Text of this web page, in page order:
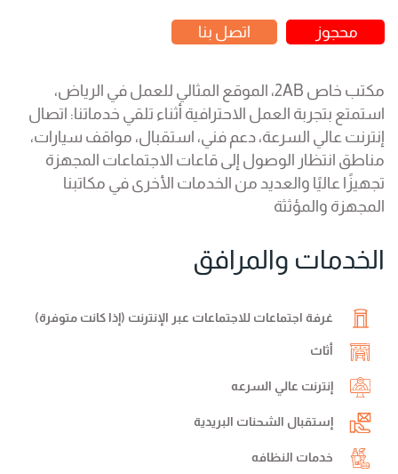
محجوز اتصل بنا
مكتب خاص 2AB، الموقع المثالي للعمل في الرياض،
استمتع بتجربة العمل الاحترافية أثناء تلقي خدماتنا: اتصال
إنترنت عالي السرعة، دعم فني، استقبال، مواقف سيارات،
مناطق انتظار الوصول إلى قاعات الاجتماعات المجهزة
تجهيزًا عاليًا والعديد من الخدمات الأخرى في مكاتبنا
المجهزة والمؤثثة
الخدمات والمرافق
غرفة اجتماعات للاجتماعات عبر الإنترنت (إذا كانت متوفرة)
أثاث
إنترنت عالي السرعه
إستقبال الشحنات البريدية
خدمات النظافه